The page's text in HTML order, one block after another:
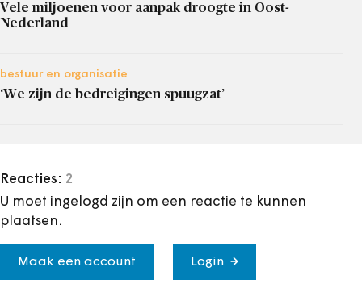
Vele miljoenen voor aanpak droogte in Oost-
Nederland
bestuur en organisatie
‘We zijn de bedreigingen spuugzat’
Reacties: 2
U moet ingelogd zijn om een reactie te kunnen
plaatsen.
Maak een account Login